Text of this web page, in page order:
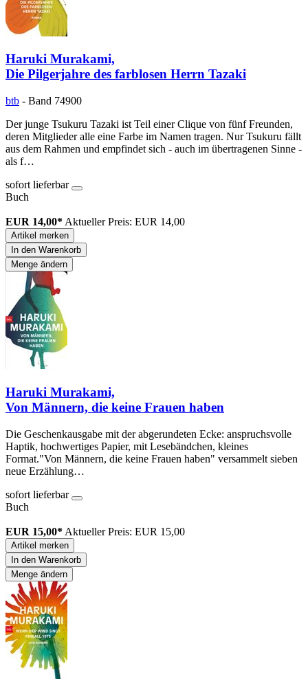
Haruki Murakami,
Die Pilgerjahre des farblosen Herrn Tazaki
btb - Band 74900
Der junge Tsukuru Tazaki ist Teil einer Clique von fünf Freunden,
deren Mitglieder alle eine Farbe im Namen tragen. Nur Tsukuru fällt
aus dem Rahmen und empfindet sich - auch im übertragenen Sinne -
als f…
sofort lieferbar
Buch
EUR 14,00* Aktueller Preis: EUR 14,00
Artikel merken
In den Warenkorb
Menge ändern
Haruki Murakami,
Von Männern, die keine Frauen haben
Die Geschenkausgabe mit der abgerundeten Ecke: anspruchsvolle
Haptik, hochwertiges Papier, mit Lesebändchen, kleines
Format."Von Männern, die keine Frauen haben" versammelt sieben
neue Erzählung…
sofort lieferbar
Buch
EUR 15,00* Aktueller Preis: EUR 15,00
Artikel merken
In den Warenkorb
Menge ändern